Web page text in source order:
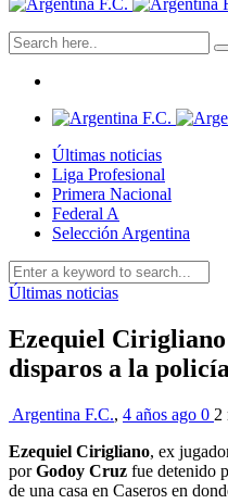
Últimas noticias
Liga Profesional
Primera Nacional
Federal A
Selección Argentina
Últimas noticias
Ezequiel
disparos a la policía
Argentina F.C., 4 años ago 0 2
Ezequiel Cirigliano, ex
porGodoy Cruz fue detenido
de una casa en Caseros en